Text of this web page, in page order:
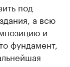
под
а всю
и
фундамент,